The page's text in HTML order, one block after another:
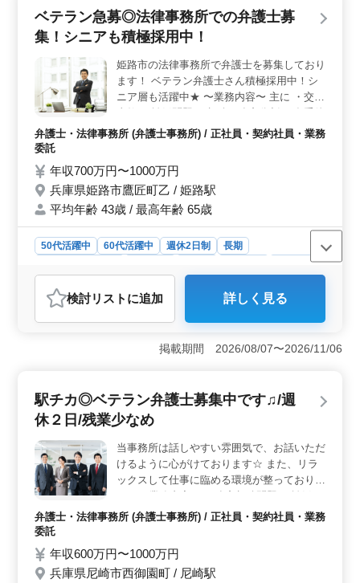
帳代行、年末調整、給与計算、決算業務、申告書作成な
どの業務を担当します。能力やスキルに応じて業務が委
す。 ＜福利厚生＞ 雇用・労災・健康・厚生などの
福利厚生が整っており、安心して働ける環境が整ってい
ます。会計事務所経験5年以上の方を対象にした求人です
が、年齢は選考の対象外となっており、幅広い年代の
方々が活躍しています。
ベテラン急募◎法律事務所での弁護士募
集！シニアも積極採用中！
姫路市の法律事務所で弁護士を募集しており
ます！ ベテラン弁護士さん積極採用中！シ
ニア層も活躍中★ 〜業務内容〜 主に ・交通
事故 ・離婚問題 ・相続、遺産分割 ・多重債
務 等 上記を中心にご担当していただきま
担 勤務時間等も柔軟に対応致します！ 今ま
での経験を活かして頂ける方のご応募お待ち
しております♪
弁護士・法律事務所 (弁護士事務所) / 正社員・契約社員・業務
委託
年収700万円〜1000万円
兵庫県姫路市鷹匠町乙 / 姫路駅
平均年齢 43歳 / 最高年齢 65歳
50代活躍中 60代活躍中 週休2日制
長期
業務委託
おすすめポイント
＜ベテラン経験を活かせる＞ 弁護士業務での豊富な経
験を活かせる環境です。交通事故、離婚問題、相続、遺
産分割、多重債務などの案件を中心に多彩な案件を担当
に活躍中で、今までの経験を存分に発揮できる環境が整
っています。 ＜柔軟な勤務環境＞ 勤務時間は応相
また、週休2日で、ストレスなく業務に取り組めます。充
実した福利厚生や社会保険完備も整っており、安心して
お仕事に専念できる環境です。
検討リスト に追加 詳しく見る
掲載期間 2026/08/07〜2026/11/06
駅チカ◎ベテラン弁護士募集中です♫/週
休２日/残業少なめ
当事務所は話しやすい雰囲気で、お話いただ
けるように心がけております☆ また、リラ
ックスして仕事に臨める環境が整っておりま
男女問題 ・交通事故問題 ・消費者問題 ・労
お問い合わせください。 ご応募お待ちして
おります♪
弁護士・法律事務所 (弁護士事務所) / 正社員・契約社員・業務
委託
年収600万円〜1000万円
兵庫県尼崎市西御園町 / 尼崎駅